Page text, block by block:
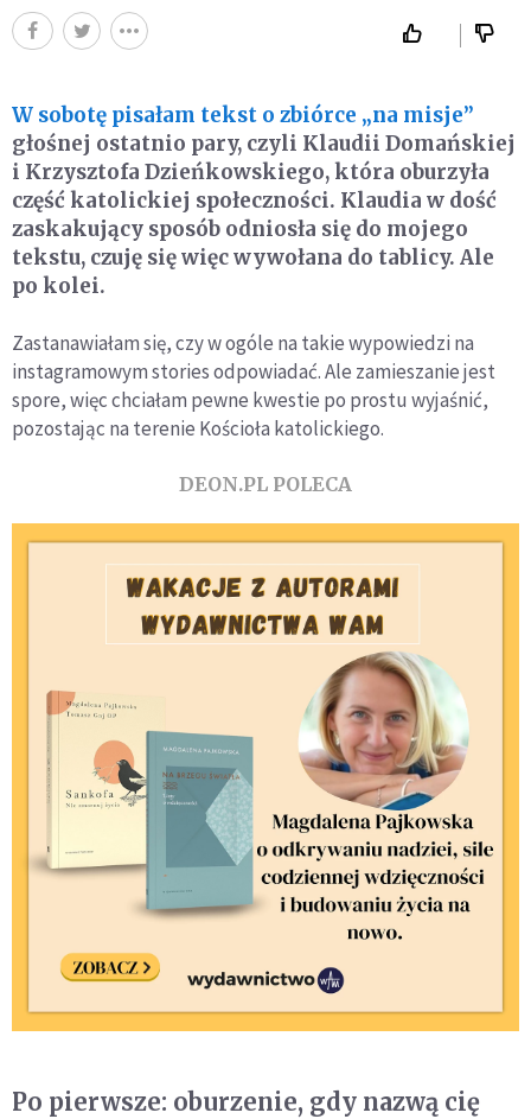
W sobotę pisałam tekst o zbiórce „na misje”
głośnej ostatnio pary, czyli Klaudii Domańskiej
i Krzysztofa Dzieńkowskiego, która oburzyła
część katolickiej społeczności. Klaudia w dość
zaskakujący sposób odniosła się do mojego
tekstu, czuję się więc wywołana do tablicy. Ale
po kolei.
Zastanawiałam się, czy w ogóle na takie wypowiedzi na
instagramowym stories odpowiadać. Ale zamieszanie jest
spore, więc chciałam pewne kwestie po prostu wyjaśnić,
pozostając na terenie Kościoła katolickiego.
DEON.PL POLECA
Po pierwsze: oburzenie, gdy nazwą cię